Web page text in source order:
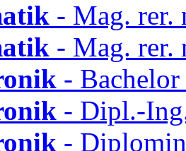
- Mag. rer.
- Mag. rer.
-
- Dipl.-
-